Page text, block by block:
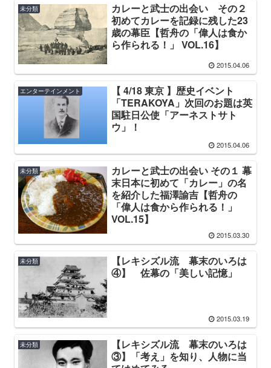
未分類
カレーと武士の出会い その２
初めてカレーを記録に残した23
歳の幕臣【哲舟の「偉人は食か
ら作られる！」 VOL.16】
2015.04.06
エンターテインメント
【 4/18 東京 】歴史イベント
「TERAKOYA」次回のお題は英
国駐日公使「アーネストサト
ウ」！
2015.04.06
未分類
カレーと武士の出会い その１ 幕
末日本に初めて「カレー」の名
を紹介した福澤諭吉【哲舟の
「偉人は食から作られる！」
VOL.15】
2015.03.30
未分類
【レキシズル流 幕末のいろは
④】 佐幕の「美しい記憶」
2015.03.19
未分類
【レキシズル流 幕末のいろは
③】「考え」を知り、人物に当